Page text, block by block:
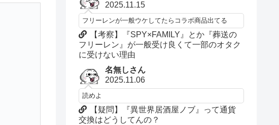
2025.11.15
フリーレンが一般ウケしてたらコラボ商品出てる
【考察】『SPY×FAMILY』とか『葬送の
フリーレン』が一般受け良くて一部のオタク
に受けない理由
名無しさん
2025.11.06
読めよ
【疑問】『異世界居酒屋ノブ』って通貨
交換はどうしてんの？